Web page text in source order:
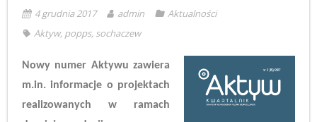
4 grudnia 2017 admin
Aktualności
Aktyw, popps, sochaczew
Nowy numer Aktywu zawiera
m.in. informacje o projektach
realizowanych w ramach